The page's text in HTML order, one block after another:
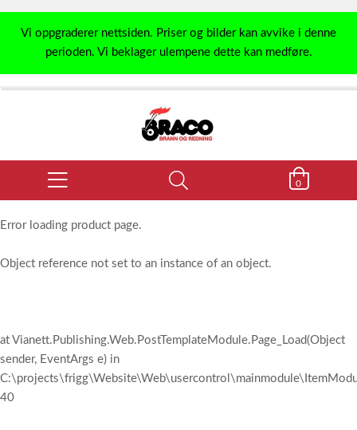
Vi oppgraderer nettsiden. Priser og bilder kan avvike i denne
perioden. Vi beklager ulempene dette kan medføre.
0
Error loading product page.
Object reference not set to an instance of an object.
at Vianett.Publishing.Web.PostTemplateModule.Page_Load(Object
sender, EventArgs e) in
40